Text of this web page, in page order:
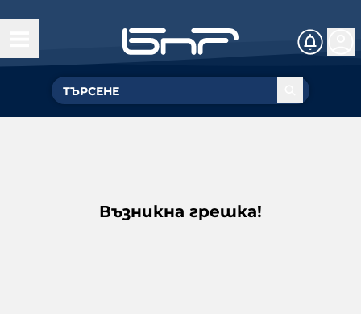
Възникна грешка!